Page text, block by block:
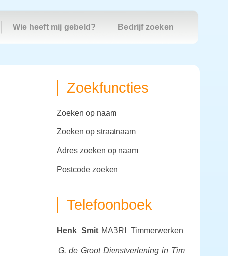
Wie heeft mij gebeld? Bedrijf zoeken
Zoekfuncties
zoeken op naam
zoeken op straatnaam
adres zoeken op naam
postcode zoeken
Telefoonboek
Henk Smit MABRI Timmerwerken
G. de Groot Dienstverlening in Tim